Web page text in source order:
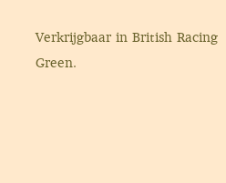
Verkrijgbaar in British Racing
Green.